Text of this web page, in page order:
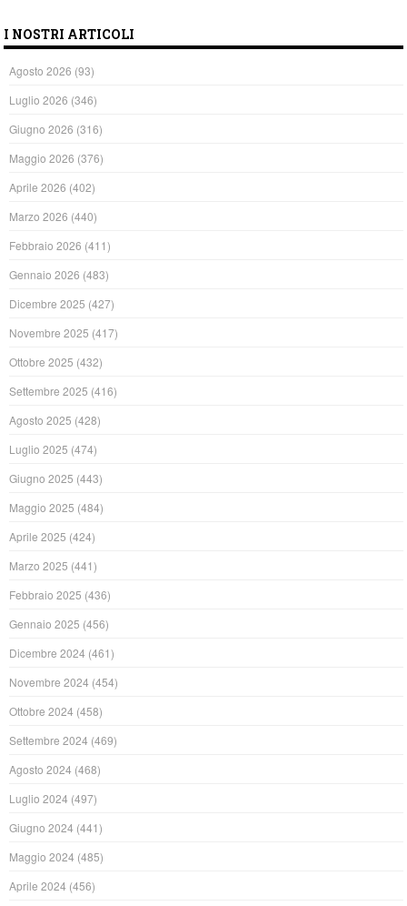
I NOSTRI ARTICOLI
Agosto 2026 (93)
Luglio 2026 (346)
Giugno 2026 (316)
Maggio 2026 (376)
Aprile 2026 (402)
Marzo 2026 (440)
Febbraio 2026 (411)
Gennaio 2026 (483)
Dicembre 2025 (427)
Novembre 2025 (417)
Ottobre 2025 (432)
Settembre 2025 (416)
Agosto 2025 (428)
Luglio 2025 (474)
Giugno 2025 (443)
Maggio 2025 (484)
Aprile 2025 (424)
Marzo 2025 (441)
Febbraio 2025 (436)
Gennaio 2025 (456)
Dicembre 2024 (461)
Novembre 2024 (454)
Ottobre 2024 (458)
Settembre 2024 (469)
Agosto 2024 (468)
Luglio 2024 (497)
Giugno 2024 (441)
Maggio 2024 (485)
Aprile 2024 (456)